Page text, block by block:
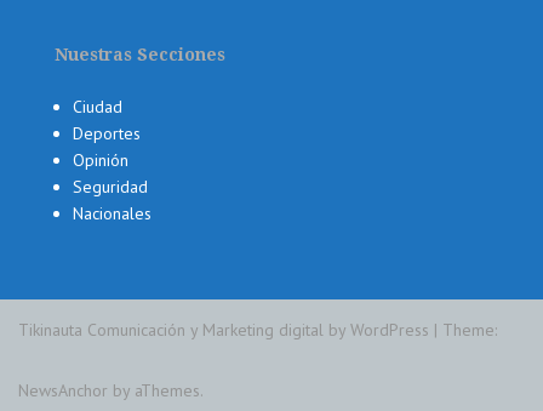
Nuestras Secciones
Ciudad
Deportes
Opinión
Seguridad
Nacionales
Tikinauta Comunicación y Marketing digital by WordPress | Theme:
NewsAnchor by aThemes.